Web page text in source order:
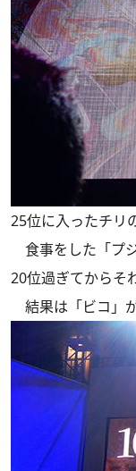
25位に入ったチリ
食事をした「プ
20位過ぎてからそ
結果は「ビコ」